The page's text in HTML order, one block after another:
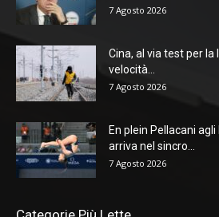
7 Agosto 2026
Cina, al via test per
velocità...
7 Agosto 2026
En plein Pellacani
arriva nel sincro...
7 Agosto 2026